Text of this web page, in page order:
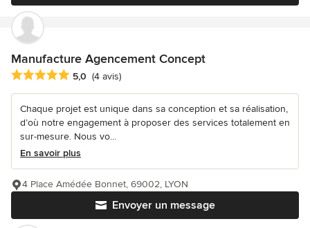
Manufacture Agencement Concept
Note moyenne : 5 étoiles sur 5
5,0 (4 avis)
Chaque projet est unique dans sa conception et sa réalisation,
d’où notre engagement à proposer des services totalement en
sur-mesure. Nous vo...
En savoir plus
Envoyer un message
4 Place Amédée Bonnet, 69002, LYON